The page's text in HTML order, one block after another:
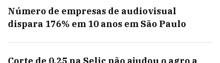
Número de empresas de audiovisual
dispara 176% em 10 anos em São Paulo